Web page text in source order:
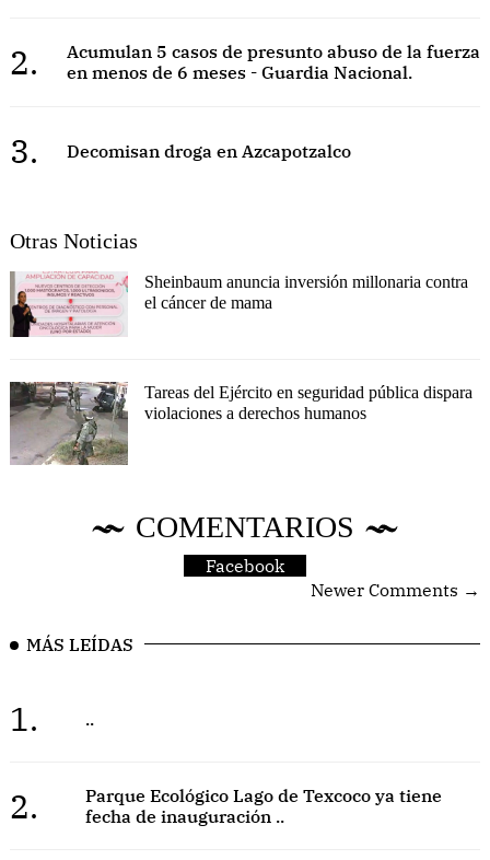
2.
Acumulan 5 casos de presunto abuso de la fuerza
en menos de 6 meses - Guardia Nacional.
3. Decomisan droga en Azcapotzalco
Otras Noticias
Sheinbaum anuncia inversión millonaria contra
el cáncer de mama
Tareas del Ejército en seguridad pública dispara
violaciones a derechos humanos
COMENTARIOS
Facebook
Newer Comments →
MÁS LEÍDAS
1. ..
2.
Parque Ecológico Lago de Texcoco ya tiene
fecha de inauguración ..